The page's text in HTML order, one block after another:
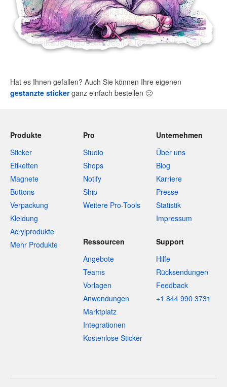
Hat es Ihnen gefallen? Auch Sie können Ihre eigenen
gestanzte stickerganz einfach bestellen 🙂
Produkte
Sticker
Etiketten
Magnete
Buttons
Verpackung
Kleidung
Acrylprodukte
Mehr Produkte
Pro
Studio
Shops
Notify
Ship
Weitere Pro-Tools
Unternehmen
Über uns
Blog
Karriere
Presse
Statistik
Impressum
Ressourcen
Angebote
Teams
Vorlagen
Anwendungen
Marktplatz
Integrationen
Kostenlose Sticker
Support
Hilfe
Rücksendungen
Feedback
+1 844 990 3731